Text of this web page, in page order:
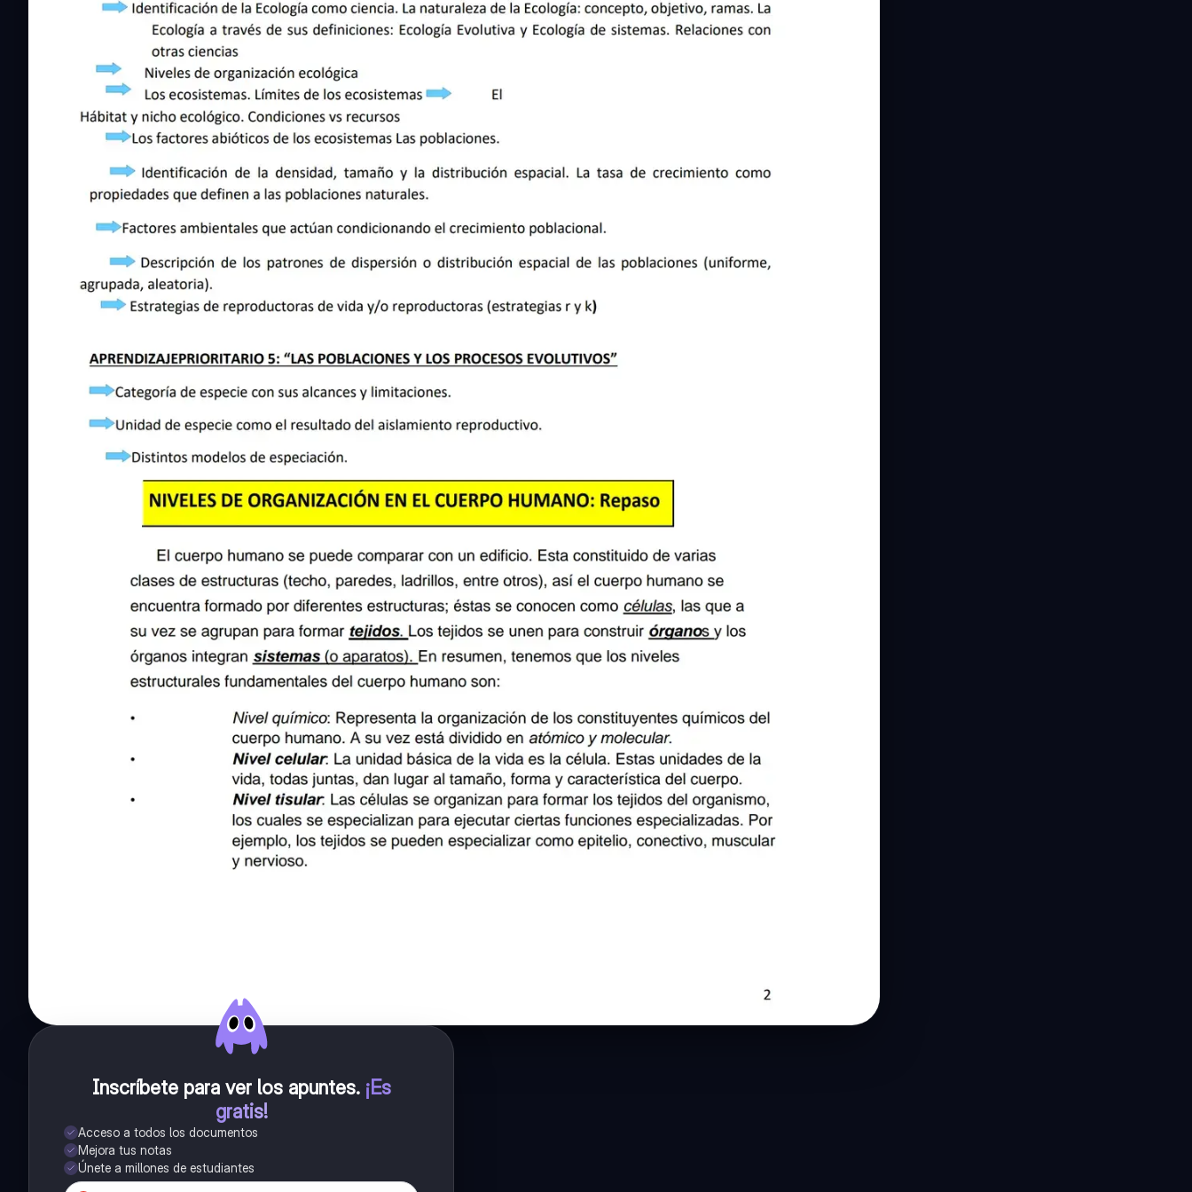
Inscríbete para ver los apuntes. ¡Es
gratis!
Acceso a todos los documentos
Mejora tus notas
Únete a millones de estudiantes